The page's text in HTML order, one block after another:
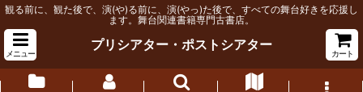
観る前に、観た後で、演(や)る前に、演(やっ)た後で、すべての舞台好きを応援し
ます。舞台関連書籍専門古書店。
メニュー
プリシアター・ポストシアター
カート